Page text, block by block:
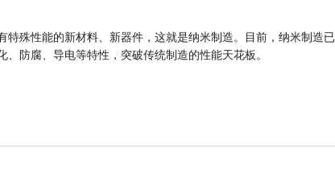
殊性能的新材料、新器件，这就是纳米制造。目前，纳米制造
防腐、导电等特性，突破传统制造的性能天花板。